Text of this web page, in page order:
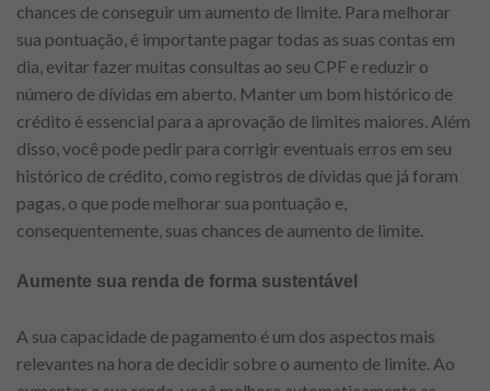
chances de conseguir um aumento de limite. Para melhorar
sua pontuação, é importante pagar todas as suas contas em
dia, evitar fazer muitas consultas ao seu CPF e reduzir o
número de dívidas em aberto. Manter um bom histórico de
crédito é essencial para a aprovação de limites maiores. Além
disso, você pode pedir para corrigir eventuais erros em seu
histórico de crédito, como registros de dívidas que já foram
pagas, o que pode melhorar sua pontuação e,
consequentemente, suas chances de aumento de limite.
Aumente sua renda de forma sustentável
A sua capacidade de pagamento é um dos aspectos mais
relevantes na hora de decidir sobre o aumento de limite. Ao